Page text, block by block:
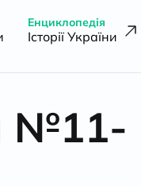
Енциклопедія
Історії України
№11-